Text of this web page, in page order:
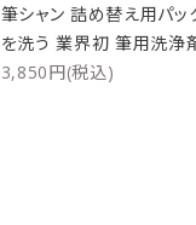
筆シャン 詰め替え用パ
を洗う 業界初 筆用洗浄
3,850円(税込)